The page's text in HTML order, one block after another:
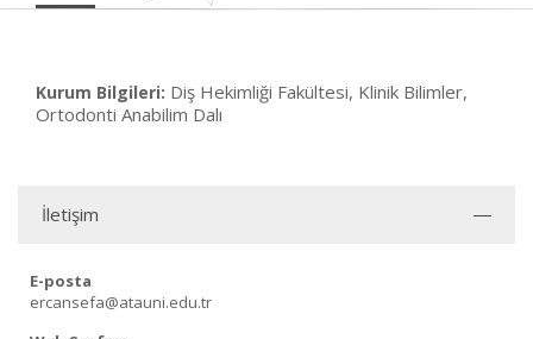
Kurum Bilgileri: Diş Hekimliği Fakültesi, Klinik Bilimler,
Ortodonti Anabilim Dalı
İletişim
E-posta
ercansefa@atauni.edu.tr